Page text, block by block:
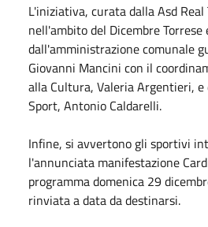
L'iniziativa, curata dalla Asd
nell'ambito del Dicembre
dall'amministrazione comunale
Giovanni Mancini con il
alla Cultura, Valeria Argentieri, e
Sport, Antonio Caldarelli.
Infine, si avvertono gli sportivi
l'annunciata manifestazione
programma domenica 29
rinviata a data da destinarsi.